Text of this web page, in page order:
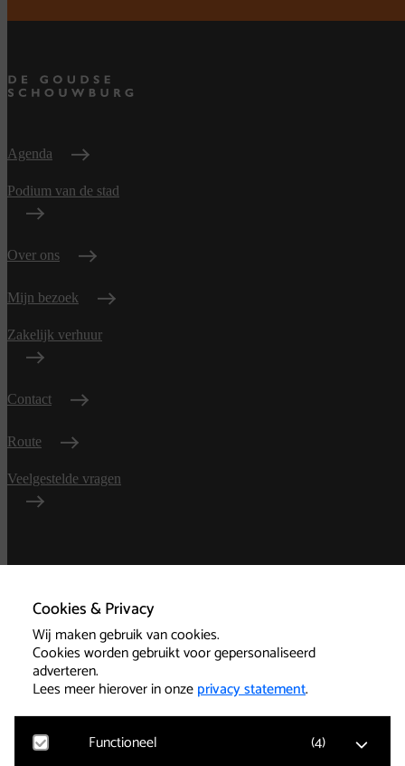
Cookies & Privacy
Wij maken gebruik van cookies.
Cookies worden gebruikt voor gepersonaliseerd
adverteren.
Lees meer hierover in onzeprivacy statement.
Functioneel (4)
Agenda
Podium van de stad
Over ons
Mijn bezoek
Zakelijk verhuur
Contact
Route
Veelgestelde vragen
voorwaarden
Privacy
Technische informatie
Cookies